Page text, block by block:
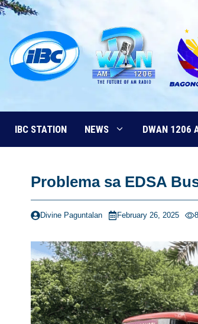
Skip
content
IBC STATION NEWS DWAN 1206
Problema sa EDSA
Divine Paguntalan February 26, 2025